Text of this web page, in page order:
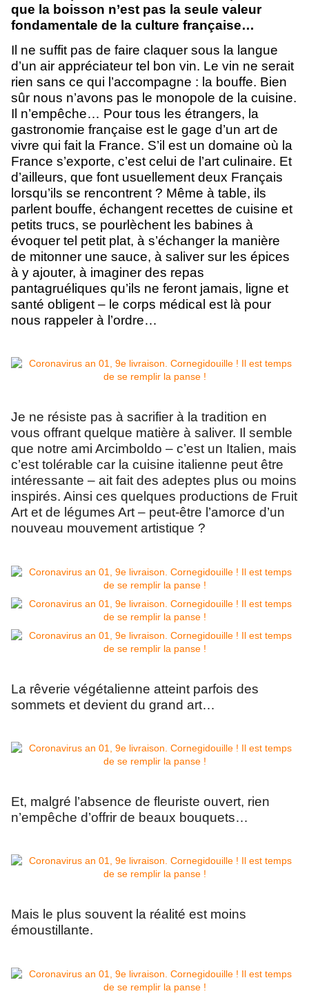
que la boisson n’est pas la seule valeur
fondamentale de la culture française…
Il ne suffit pas de faire claquer sous la langue
d’un air appréciateur tel bon vin. Le vin ne serait
rien sans ce qui l’accompagne : la bouffe. Bien
sûr nous n’avons pas le monopole de la cuisine.
Il n’empêche… Pour tous les étrangers, la
gastronomie française est le gage d’un art de
vivre qui fait la France. S’il est un domaine où la
France s’exporte, c’est celui de l’art culinaire. Et
d’ailleurs, que font usuellement deux Français
lorsqu’ils se rencontrent ? Même à table, ils
parlent bouffe, échangent recettes de cuisine et
petits trucs, se pourlèchent les babines à
évoquer tel petit plat, à s’échanger la manière
de mitonner une sauce, à saliver sur les épices
à y ajouter, à imaginer des repas
pantagruéliques qu’ils ne feront jamais, ligne et
santé obligent – le corps médical est là pour
nous rappeler à l’ordre…
Je ne résiste pas à sacrifier à la tradition en
vous offrant quelque matière à saliver. Il semble
que notre ami Arcimboldo – c’est un Italien, mais
c’est tolérable car la cuisine italienne peut être
intéressante – ait fait des adeptes plus ou moins
inspirés. Ainsi ces quelques productions de Fruit
Art et de légumes Art – peut-être l’amorce d’un
nouveau mouvement artistique ?
La rêverie végétalienne atteint parfois des
sommets et devient du grand art…
Et, malgré l’absence de fleuriste ouvert, rien
n’empêche d’offrir de beaux bouquets…
Mais le plus souvent la réalité est moins
émoustillante.